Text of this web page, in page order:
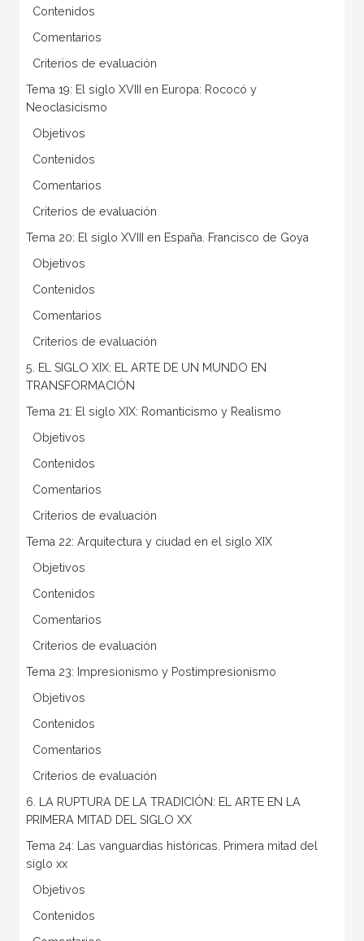
 Contenidos
 Comentarios
 Criterios de evaluación
Tema 19: El siglo XVIII en Europa: Rococó y
Neoclasicismo
 Objetivos
 Contenidos
 Comentarios
 Criterios de evaluación
Tema 20: El siglo XVIII en España. Francisco de Goya
 Objetivos
 Contenidos
 Comentarios
 Criterios de evaluación
5. EL SIGLO XIX: EL ARTE DE UN MUNDO EN
TRANSFORMACIÓN
Tema 21: El siglo XIX: Romanticismo y Realismo
 Objetivos
 Contenidos
 Comentarios
 Criterios de evaluación
Tema 22: Arquitectura y ciudad en el siglo XIX
 Objetivos
 Contenidos
 Comentarios
 Criterios de evaluación
Tema 23: Impresionismo y Postimpresionismo
 Objetivos
 Contenidos
 Comentarios
 Criterios de evaluación
6. LA RUPTURA DE LA TRADICIÓN: EL ARTE EN LA
PRIMERA MITAD DEL SIGLO XX
Tema 24: Las vanguardias históricas. Primera mitad del
siglo xx
 Objetivos
 Contenidos